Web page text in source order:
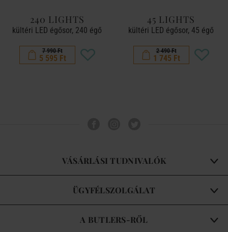
240 LIGHTS
kültéri LED égősor, 240 égő
7 990 Ft
5 595 Ft
45 LIGHTS
kültéri LED égősor, 45 égő
2 490 Ft
1 745 Ft
VÁSÁRLÁSI TUDNIVALÓK
ÜGYFÉLSZOLGÁLAT
A BUTLERS-RŐL